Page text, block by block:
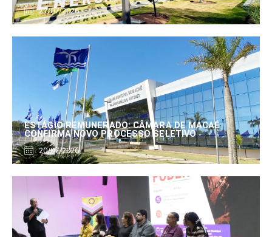
27/07/2026
ESTÁGIO REMUNERADO: CÂMARA DE MACAÉ
CONFIRMA NOVO PROCESSO SELETIVO
20/07/2026